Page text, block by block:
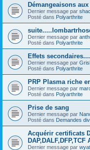
Démangeaisons
Dernier message par
Posté dans Polyarthrite
Dernier message par
Posté dans Polyarthrite
Effets
Dernier message par
Posté dans Polyarthrite
PRP Plasma riche
Dernier message par
Posté dans Polyarthrite
Prise de sang
Dernier message par
Posté dans Demandes
Acquérir certificats
DAP,DALF,DFP,TCF
Dernier message par